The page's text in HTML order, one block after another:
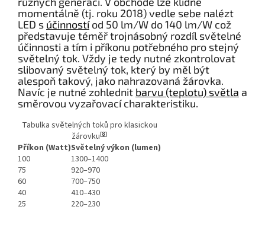
momentálně (tj. roku 2018) vedle sebe nalézt
LED s účinnostíod 50 lm/W do 140 lm/W což
představuje téměř trojnásobný rozdíl světelné
účinnosti a tím i příkonu potřebného pro stejný
světelný tok. Vždy je tedy nutné zkontrolovat
slibovaný světelný tok, který by měl být
alespoň takový, jako nahrazovaná žárovka.
Navíc je nutné zohlednit barvu (teplotu) světla a
směrovou vyzařovací charakteristiku.
Tabulka světelných toků pro klasickou
žárovku[8]
Příkon (Watt)Světelný výkon (lumen)
100
1300–1400
75
920–970
60
700–750
40
410–430
25
220–230